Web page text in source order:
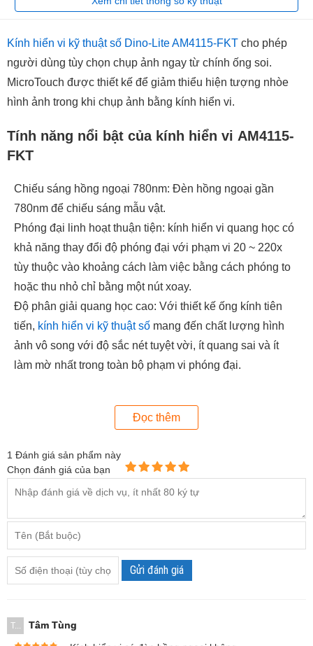
Kính hiển vi kỹ thuật số Dino-Lite AM4115-FKT cho phép
người dùng tùy chọn chụp ảnh ngay từ chính ống soi.
MicroTouch được thiết kế để giảm thiểu hiện tượng nhòe
hình ảnh trong khi chụp ảnh bằng kính hiển vi.
Tính năng nổi bật của kính hiển vi AM4115-
FKT
Chiếu sáng hồng ngoại 780nm: Đèn hồng ngoại gần
780nm để chiếu sáng mẫu vật.
Phóng đại linh hoạt thuận tiện: kính hiển vi quang học có
khả năng thay đổi độ phóng đại với phạm vi 20 ~ 220x
tùy thuộc vào khoảng cách làm việc bằng cách phóng to
hoặc thu nhỏ chỉ bằng một nút xoay.
Độ phân giải quang học cao: Với thiết kế ống kính tiên
tiến, kính hiển vi kỹ thuật số mang đến chất lượng hình
ảnh vô song với độ sắc nét tuyệt vời, ít quang sai và ít
làm mờ nhất trong toàn bộ phạm vi phóng đại.
tháo rời và có thể thay thế, mở rộng phạm vi sử dụng, vì
các nắp khác nhau có sẵn cho các ứng dụng khác nhau.
hơn và tiếp cập vào phạm vi phóng đại đầy đủ.
Đọc thêm
1 Đánh giá sản phẩm này
Chọn đánh giá của bạn
Gửi đánh giá
T...
Tâm Tùng